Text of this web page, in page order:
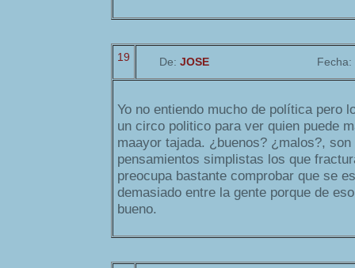
19 De: JOSE Fecha:
Yo no entiendo mucho de política pero
un circo politico para ver quien puede
maayor tajada. ¿buenos? ¿malos?,
pensamientos simplistas los que
preocupa bastante comprobar que se
demasiado entre la gente porque de
bueno.